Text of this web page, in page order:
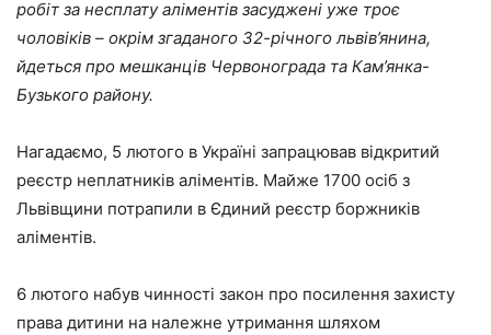
робіт за несплату аліментів засуджені уже троє
чоловіків – окрім згаданого 32-річного львів’янина,
йдеться про мешканців Червонограда та Кам’янка-
Бузького району.
Нагадаємо, 5 лютого в Україні запрацював відкритий
реєстр неплатників аліментів. Майже 1700 осіб з
Львівщини потрапили в Єдиний реєстр боржників
аліментів.
6 лютого набув чинності закон про посилення захисту
права дитини на належне утримання шляхом